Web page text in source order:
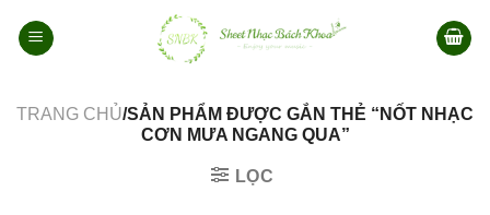
qua
TRANG CHỦ/SẢN PHẨM ĐƯỢC GẮN THẺ “NỐT NHẠC
CƠN MƯA NGANG QUA”
LỌC